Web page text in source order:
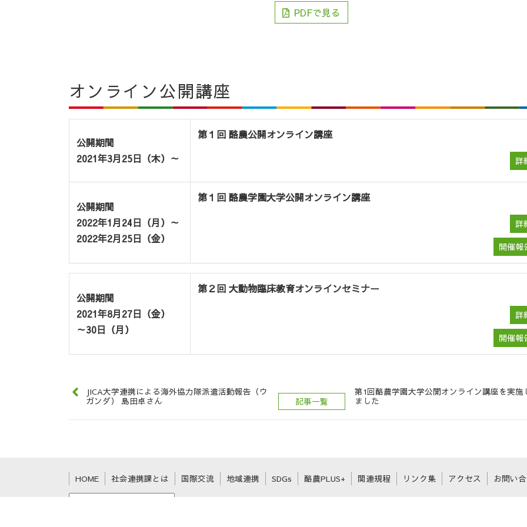
PDFで見る
オンライン公開講座
公開期間
2021年3月25日（木）～
第１回 酪農公開オンライン講座
詳
公開期間
2022年1月24日（月）～
2022年2月25日（金）
第１回 酪農学園大学公開オンライン講座
詳
開催報
公開期間
2021年8月27日（金）
～30日（月）
第２回 大動物臨床教育オンラインセミナー
詳
開催報
JICA大学連携による海外協力隊派遣活動報告（ウ
ガンダ） 島田卓さん
記事一覧
第1回酪農学園大学公開オンライン講座を実施
ました
HOME 社会連携課とは 国際交流 地域連携 SDGs 酪農PLUS+ 関連規程 リンク集 アクセス お問い